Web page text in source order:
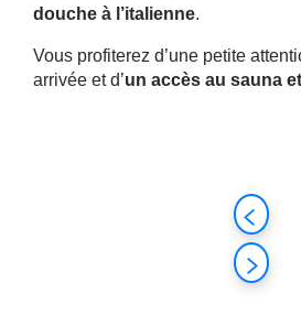
douche à l’italienne.
Vous profiterez d’une petite
arrivée et d’un accès au sauna